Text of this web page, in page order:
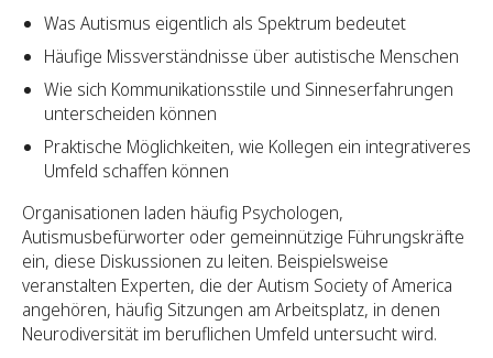
Was Autismus eigentlich als Spektrum bedeutet
Häufige Missverständnisse über autistische Menschen
Wie sich Kommunikationsstile und Sinneserfahrungen
unterscheiden können
Praktische Möglichkeiten, wie Kollegen ein integrativeres
Umfeld schaffen können
Organisationen laden häufig Psychologen,
Autismusbefürworter oder gemeinnützige Führungskräfte
ein, diese Diskussionen zu leiten. Beispielsweise
veranstalten Experten, die der Autism Society of America
angehören, häufig Sitzungen am Arbeitsplatz, in denen
Neurodiversität im beruflichen Umfeld untersucht wird.